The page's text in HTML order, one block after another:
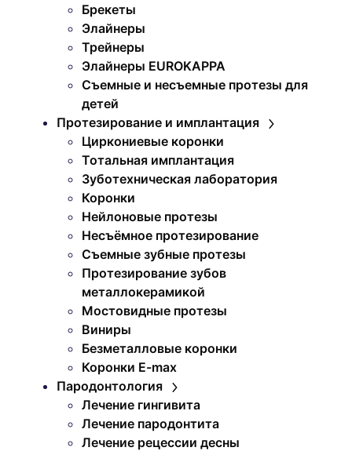
Брекеты
Элайнеры
Трейнеры
Элайнеры EUROKAPPA
Съемные и несъемные протезы для
детей
Протезирование и имплантация
Циркониевые коронки
Тотальная имплантация
Зуботехническая лаборатория
Коронки
Нейлоновые протезы
Несъёмное протезирование
Съемные зубные протезы
Протезирование зубов
металлокерамикой
Мостовидные протезы
Виниры
Безметалловые коронки
Коронки E-max
Пародонтология
Лечение гингивита
Лечение пародонтита
Лечение рецессии десны